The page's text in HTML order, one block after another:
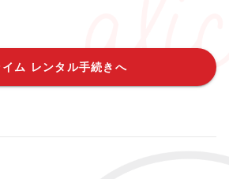
イム レンタル手続きへ